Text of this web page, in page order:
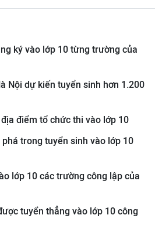
phía Bắc
Bộ và Tây
ký vào lớp 10 từng trường của
Nội dự kiến tuyển sinh hơn 1.200
địa điểm tổ chức thi vào lớp 10
trong tuyển sinh vào lớp 10
lớp 10 các trường công lập của
tuyển thẳng vào lớp 10 công